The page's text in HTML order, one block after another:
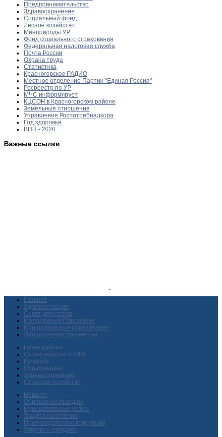
Предпринимательство
Здравоохранение
Социальный фонд
Лесное хозяйство
Минприроды УР
Фонд социального страхования
Федеральная налоговая служба
Почта России
Охрана труда
Статистика
Красногорское РАДИО
Местное отделение Партии "Единая Россия"
Росреестр по УР
МЧС информирует
КЦСОН в Красногорском районе
Земельные отношения
Управление Роспотребнадзора
Год здоровья
ВПН - 2020
Важные ссылки
Главная
Администрация
Совет депутатов
Молодежный Парламент
Муниципальные образования
Официальные документы
Глава района
Строительство и ЖКХ
Культура
Образование
Здравоохранение
Сельское хозяйство
Новости
Обращения граждан
Муниципальные услуги
Защита населения
Противодействие коррупции
Закупки и продажи